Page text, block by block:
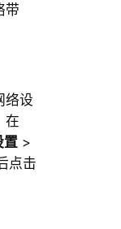
带
络设
在
置>
点击